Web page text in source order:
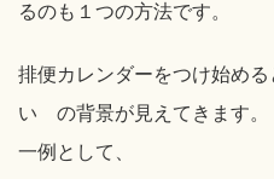
るのも１つの方法です。
排便カレンダーをつけ始め
い の背景が見えてきます。
一例として、